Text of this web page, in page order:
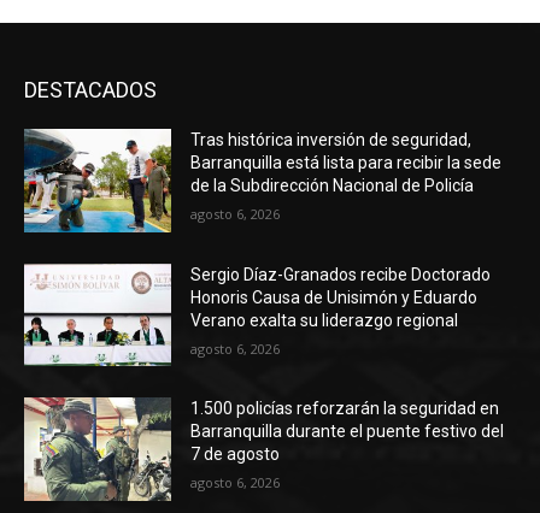
DESTACADOS
Tras histórica inversión de seguridad,
Barranquilla está lista para recibir la sede
de la Subdirección Nacional de Policía
agosto 6, 2026
Sergio Díaz-Granados recibe Doctorado
Honoris Causa de Unisimón y Eduardo
Verano exalta su liderazgo regional
agosto 6, 2026
1.500 policías reforzarán la seguridad en
Barranquilla durante el puente festivo del
7 de agosto
agosto 6, 2026